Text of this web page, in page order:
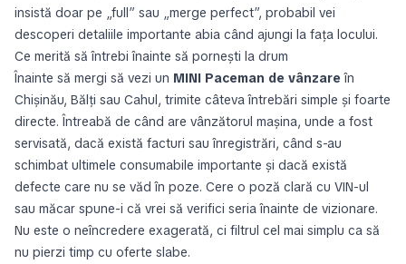
insistă doar pe „full” sau „merge perfect”, probabil vei
descoperi detaliile importante abia când ajungi la fața locului.
Ce merită să întrebi înainte să pornești la drum
Înainte să mergi să vezi un MINI Paceman de vânzare în
Chișinău, Bălți sau Cahul, trimite câteva întrebări simple și foarte
directe. Întreabă de când are vânzătorul mașina, unde a fost
servisată, dacă există facturi sau înregistrări, când s-au
schimbat ultimele consumabile importante și dacă există
defecte care nu se văd în poze. Cere o poză clară cu VIN-ul
sau măcar spune-i că vrei să verifici seria înainte de vizionare.
Nu este o neîncredere exagerată, ci filtrul cel mai simplu ca să
nu pierzi timp cu oferte slabe.